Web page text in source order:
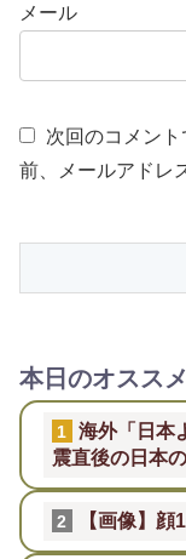
メール
次回のコメン
前、メールアドレ
本日のオススメ
1
海外「日本
震直後の日本
2 【画像】